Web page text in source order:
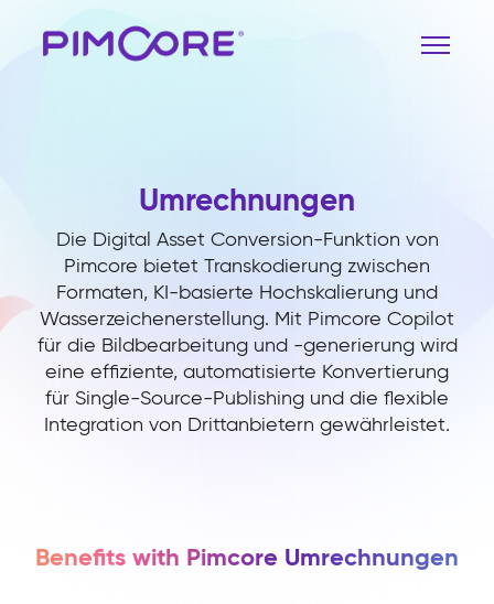
Umrechnungen
Die Digital Asset Conversion-Funktion von
Pimcore bietet Transkodierung zwischen
Formaten, KI-basierte Hochskalierung und
Wasserzeichenerstellung. Mit Pimcore Copilot
für die Bildbearbeitung und -generierung wird
eine effiziente, automatisierte Konvertierung
für Single-Source-Publishing und die flexible
Integration von Drittanbietern gewährleistet.
Benefits with Pimcore Umrechnungen